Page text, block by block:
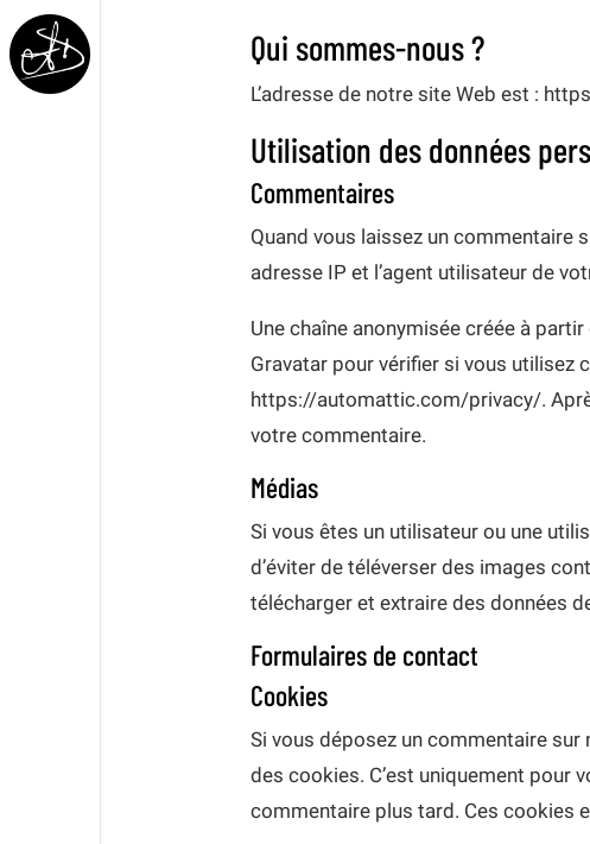
Qui sommes-nous ?
L’adresse de notre site Web est :
Utilisation des données
Commentaires
Quand vous laissez un commentaire
adresse IP et l’agent utilisateur de
Une chaîne anonymisée créée à
Gravatar pour vérifier si vous utilisez
https://automattic.com/privacy/.
votre commentaire.
Médias
Si vous êtes un utilisateur ou une
d’éviter de téléverser des images
télécharger et extraire des données
Formulaires de contact
Cookies
Si vous déposez un commentaire
des cookies. C’est uniquement pour
commentaire plus tard. Ces cookies